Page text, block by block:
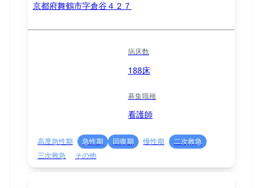
京都府舞鶴市字倉谷４２７
病床数
188床
募集職種
看護師
高度急性期 急性期 回復期 慢性期
二次救急
三次救急
その他